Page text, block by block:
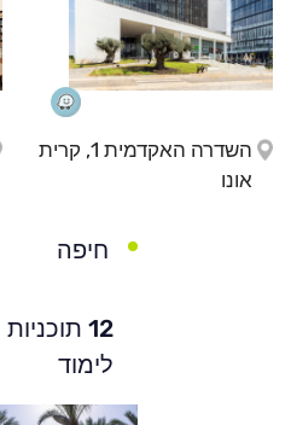
השדרה האקדמית 1, קרית
אונו
חיפה
12 תוכניות
לימוד